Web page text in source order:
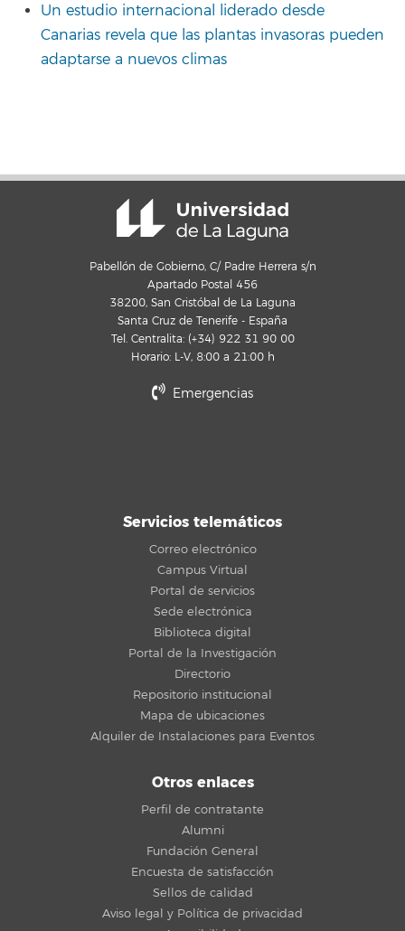
Un estudio internacional liderado desde
Canarias revela que las plantas invasoras pueden
adaptarse a nuevos climas
Pabellón de Gobierno, C/ Padre Herrera s/n
Apartado Postal 456
38200, San Cristóbal de La Laguna
Santa Cruz de Tenerife - España
Tel. Centralita: (+34) 922 31 90 00
Horario: L-V, 8:00 a 21:00 h
Emergencias
Servicios telemáticos
Correo electrónico
Campus Virtual
Portal de servicios
Sede electrónica
Biblioteca digital
Portal de la Investigación
Directorio
Repositorio institucional
Mapa de ubicaciones
Alquiler de Instalaciones para Eventos
Otros enlaces
Perfil de contratante
Alumni
Fundación General
Encuesta de satisfacción
Sellos de calidad
Aviso legal y Política de privacidad